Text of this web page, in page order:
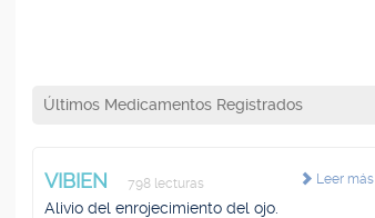
Últimos Medicamentos Registrados
Leer más
VIBIEN 798 lecturas
Alivio del enrojecimiento del ojo.